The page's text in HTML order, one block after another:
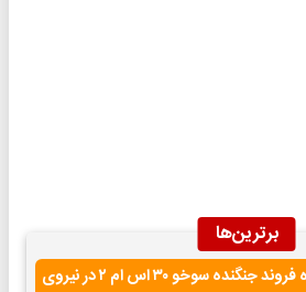
برترین‌ها
دوازده فروند جنگنده سوخو ۳۰ اس ام ۲ در نیروی